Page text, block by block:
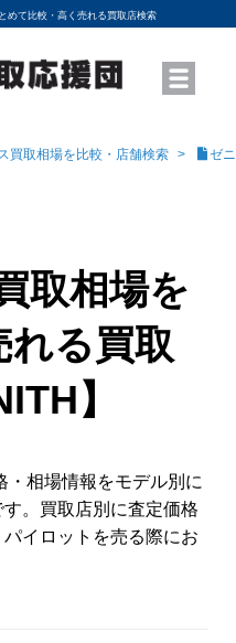
めて比較・高く売れる買取店検索
調べる
場を調べる
買取相場を比較・店舗検索 ゼ
取相場を
れる買取
】
・相場情報をモデル別に
。買取店別に査定価格
イロットを売る際にお